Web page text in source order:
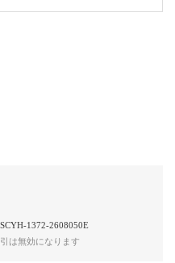
SCYH-1372-2608050E
は無効になります